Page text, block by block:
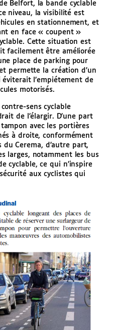
Belfort, la bande cyclable
niveau, la visibilité est
en stationnement, et
en face « coupent »
Cette situation est
facilement être améliorée
place de parking pour
permette la création d’un
l’empiétement de
motorisés.
sens cyclable
de l’élargir. D’une part
avec les portières
à droite, conformément
Cerema, d’autre part,
larges, notamment les bus
cyclable, ce qui n’inspire
aux cyclistes qui